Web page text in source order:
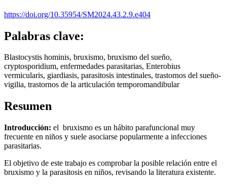
https://doi.org/10.35954/SM2024.43.2.9.e404
Palabras clave:
Blastocystis hominis, bruxismo, bruxismo del sueño,
cryptosporidium, enfermedades parasitarias, Enterobius
vermicularis, giardiasis, parasitosis intestinales, trastornos del sueño-
vigilia, trastornos de la articulación temporomandibular
Resumen
Introducción: el bruxismo es un hábito parafuncional muy
frecuente en niños y suele asociarse popularmente a infecciones
parasitarias.
El objetivo de este trabajo es comprobar la posible relación entre el
bruxismo y la parasitosis en niños, revisando la literatura existente.